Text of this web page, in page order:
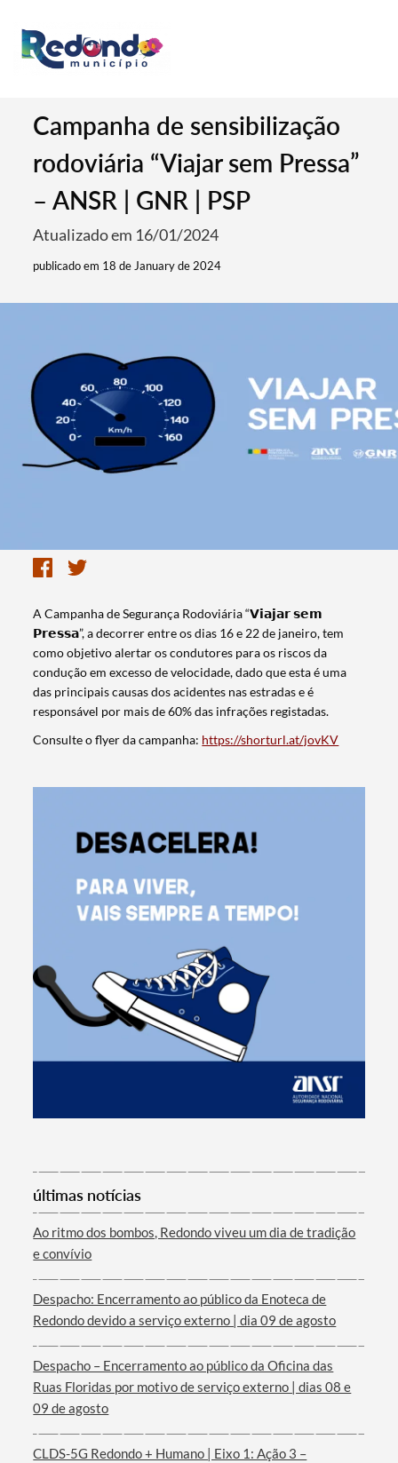
Categorias gerais
Filtros
Campanha de sensibilização
rodoviária “Viajar sem Pressa”
– ANSR | GNR | PSP
Atualizado em 16/01/2024
publicado em 18 de January de 2024
A Campanha de Segurança Rodoviária “𝗩𝗶𝗮𝗷𝗮𝗿 𝘀𝗲𝗺
𝗣𝗿𝗲𝘀𝘀𝗮”, a decorrer entre os dias 16 e 22 de janeiro, tem
como objetivo alertar os condutores para os riscos da
condução em excesso de velocidade, dado que esta é uma
das principais causas dos acidentes nas estradas e é
responsável por mais de 60% das infrações registadas.
Consulte o flyer da campanha: https://shorturl.at/jovKV
últimas notícias
Ao ritmo dos bombos, Redondo viveu um dia de tradição
e convívio
Despacho: Encerramento ao público da Enoteca de
Redondo devido a serviço externo | dia 09 de agosto
Despacho – Encerramento ao público da Oficina das
Ruas Floridas por motivo de serviço externo | dias 08 e
09 de agosto
CLDS-5G Redondo + Humano | Eixo 1: Ação 3 –